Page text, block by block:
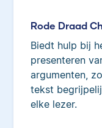
Rode Draad
Biedt hulp bij
presenteren
argumenten,
tekst
elke lezer.
heeft Engels
is docent
en heeft
Scribbr-editor al
meer dan 600